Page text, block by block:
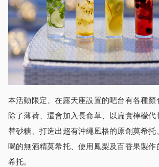
本活動限定、在露天座設置的吧台有各種顏
除了薄荷、還會加入長命草、以扁實檸檬代
替砂糖、打造出超有沖繩風格的原創莫希托
喝的無酒精莫希托、使用鳳梨及百香果製作
希托。